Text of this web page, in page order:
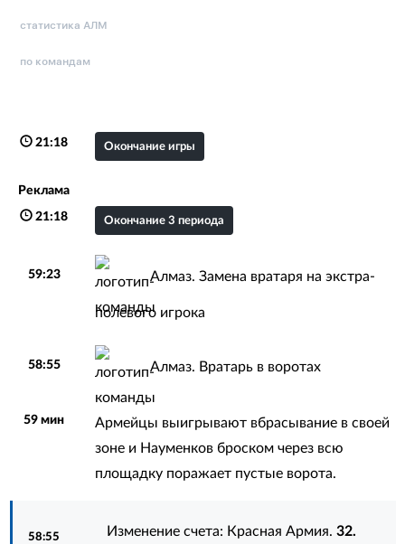
статистика АЛМ
по командам
21:18 Окончание игры
Реклама
21:18 Окончание 3 периода
59:23 Алмаз. Замена вратаря на экстра-
полевого игрока
58:55 Алмаз. Вратарь в воротах
59 мин
Армейцы выигрывают вбрасывание в своей
зоне и Науменков броском через всю
площадку поражает пустые ворота.
58:55 Изменение счета: Красная Армия.32.